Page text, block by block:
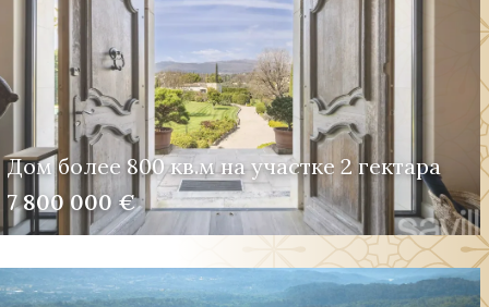
Дом более 800 кв.м на участке 2 гектара
7 800 000 €